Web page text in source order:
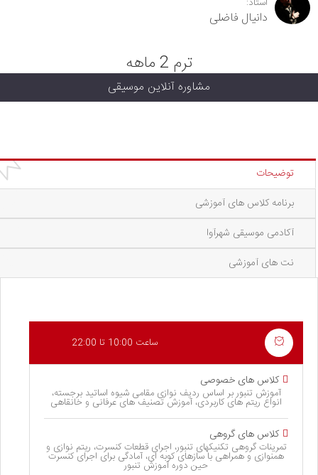
دانیال فاضلی
ترم 2 ماهه
مشاوره آنلاین موسیقی
توضیحات
برنامه کلاس های آموزشی
آکادمی موسیقی شهرآوا
نت های آموزشی
ساعت 10:00 تا 22:00
کلاس های خصوصی
آموزش تنبور بر اساس ردیف نوازی مقامی شیوه اساتید برجسته،
انواع ریتم های کاربردی، آموزش تصنیف های عرفانی و خانقاهی
کلاس های گروهی
تمرینات گروهی تکنیکهای تنبور، اجرای قطعات کنسرت، ریتم نوازی و
همنوازی و همراهی با سازهای کوبه ای، آمادگی برای اجرای کنسرت
حین دوره آموزش تنبور